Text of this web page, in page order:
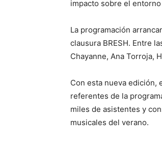
impacto sobre el
La programación
clausura BRESH. Entre
Chayanne, Ana Torroja,
Con esta nueva edición,
referentes de la
miles de asistentes y
musicales del verano.